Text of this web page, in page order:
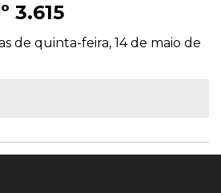
3.615
de quinta-feira, 14 de maio de